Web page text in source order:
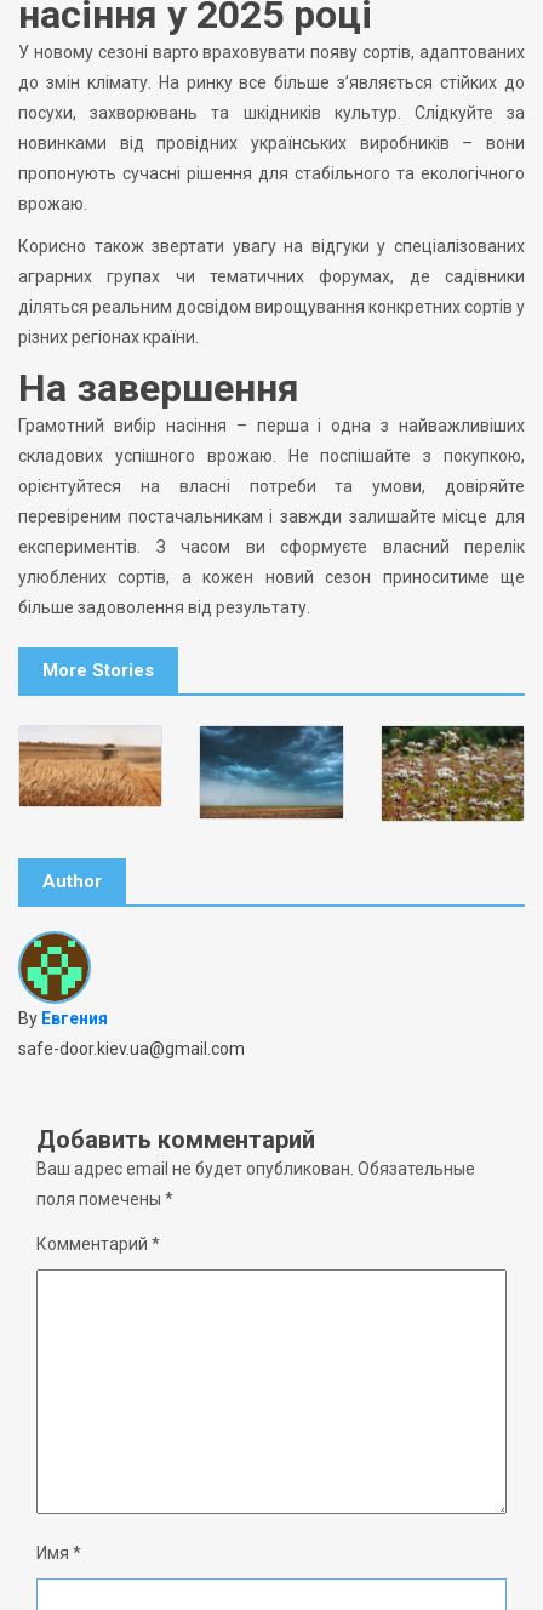
насіння у 2025 році
У новому сезоні варто враховувати появу сортів, адаптованих
до змін клімату. На ринку все більше з’являється стійких до
посухи, захворювань та шкідників культур. Слідкуйте за
новинками від провідних українських виробників – вони
пропонують сучасні рішення для стабільного та екологічного
врожаю.
Корисно також звертати увагу на відгуки у спеціалізованих
аграрних групах чи тематичних форумах, де садівники
діляться реальним досвідом вирощування конкретних сортів у
різних регіонах країни.
На завершення
Грамотний вибір насіння – перша і одна з найважливіших
складових успішного врожаю. Не поспішайте з покупкою,
орієнтуйтеся на власні потреби та умови, довіряйте
перевіреним постачальникам і завжди залишайте місце для
експериментів. З часом ви сформуєте власний перелік
улюблених сортів, а кожен новий сезон приноситиме ще
більше задоволення від результату.
More Stories
Author
By Евгения
safe-door.kiev.ua@gmail.com
Добавить комментарий
Ваш адрес email не будет опубликован. Обязательные
поля помечены *
Комментарий *
Имя *